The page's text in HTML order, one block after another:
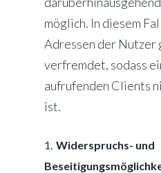
möglich. In diesem
Adressen der Nutzer
verfremdet, sodass
aufrufenden Clients
ist.
Widerspruchs- und